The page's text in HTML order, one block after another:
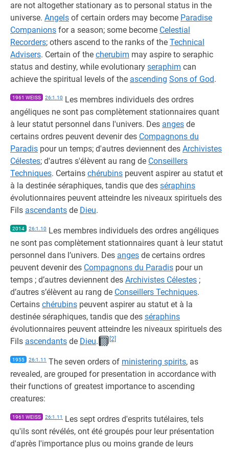
are not altogether stationary as to personal status in the
universe. Angels of certain orders may become Paradise
Companions for a season; some become Celestial
Recorders; others ascend to the ranks of the Technical
Advisers. Certain of the cherubim may aspire to seraphic
status and destiny, while evolutionary seraphim can
achieve the spiritual levels of the ascending Sons of God.
1961 WEISS 26:1.10 Les membres individuels des ordres
angéliques ne sont pas complètement stationnaires quant
à leur statut personnel dans l'univers. Des anges de
certains ordres peuvent devenir des Compagnons du
Paradis pour un temps; d'autres deviennent des Archivistes
Célestes; d'autres s'élèvent au rang de Conseillers
Techniques. Certains chérubins peuvent aspirer au statut et
à la destinée séraphiques, tandis que des séraphins
évolutionnaires peuvent atteindre les niveaux spirituels des
Fils ascendants de Dieu.
2014 26:1.10 Les membres individuels des ordres angéliques
ne sont pas complètement stationnaires quant à leur statut
personnel dans l’univers. Des anges de certains ordres
peuvent devenir des Compagnons du Paradis pour un
temps ; d’autres deviennent des Archivistes Célestes ;
d’autres s’élèvent au rang de Conseillers Techniques.
Certains chérubins peuvent aspirer au statut et à la
destinée séraphiques, tandis que des séraphins
évolutionnaires peuvent atteindre les niveaux spirituels des
Fils ascendants de Dieu. [2]
1955 26:1.11 The seven orders of ministering spirits, as
revealed, are grouped for presentation in accordance with
their functions of greatest importance to ascending
creatures:
1961 WEISS 26:1.11
Les sept ordres d'esprits tutélaires, tels
qu'ils sont révélés, ont été groupés pour leur présentation
d'après l'importance plus ou moins grande de leurs